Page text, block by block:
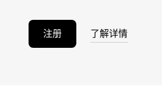
注册 了解详情